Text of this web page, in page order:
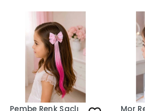
Pembe Renk Saçlı Mor